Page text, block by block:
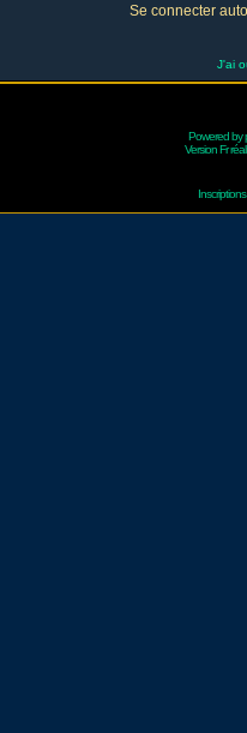
Se connecter
J'ai
Powered by
Version Fr